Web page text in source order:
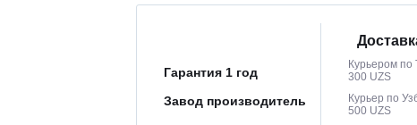
Гарантия 1 год
Завод производитель
Курьером по
300 UZS
Курьер по
500 UZS